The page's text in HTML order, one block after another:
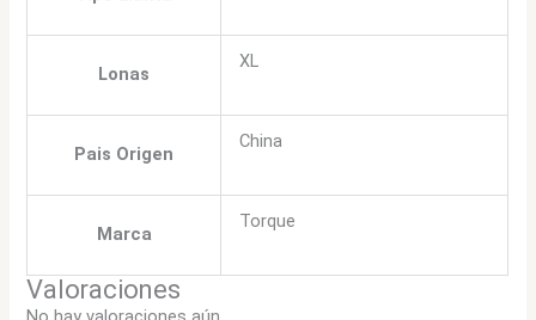
Lonas
XL
Pais Origen
China
Marca
Torque
Valoraciones